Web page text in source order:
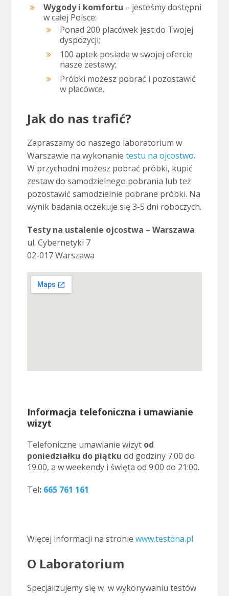
Wygody i komfortu – jesteśmy dostępni
w całej Polsce:
Ponad 200 placówek jest do Twojej
dyspozycji;
100 aptek posiada w swojej ofercie
nasze zestawy;
Próbki możesz pobrać i pozostawić
w placówce.
Jak do nas trafić?
Zapraszamy do naszego laboratorium w
Warszawie na wykonanie testu na ojcostwo.
W przychodni możesz pobrać próbki, kupić
zestaw do samodzielnego pobrania lub też
pozostawić samodzielnie pobrane próbki. Na
wynik badania oczekuje się 3-5 dni roboczych.
Testy na ustalenie ojcostwa – Warszawa
ul. Cybernetyki 7
02-017 Warszawa
Informacja telefoniczna i umawianie
wizyt
Telefoniczne umawianie wizytod
poniedziałku do piątku od godziny 7.00 do
19.00, a w weekendy i święta od 9:00 do 21:00.
Tel: 665 761 161
Więcej informacji na stronie www.testdna.pl
O Laboratorium
Specjalizujemy się w w wykonywaniu testów